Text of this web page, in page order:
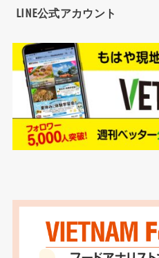
LINE公式アカウント